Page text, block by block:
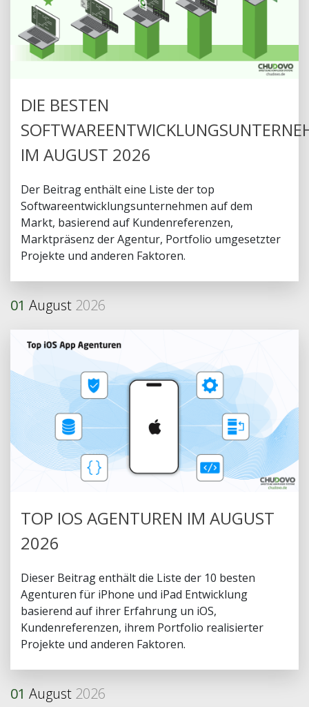
DIE BESTEN
IM AUGUST 2026
Der Beitrag enthält eine Liste der top
Softwareentwicklungsunternehmen auf dem
Markt, basierend auf Kundenreferenzen,
Marktpräsenz der Agentur, Portfolio umgesetzter
Projekte und anderen Faktoren.
01 August 2026
TOP IOS AGENTUREN IM AUGUST
2026
Dieser Beitrag enthält die Liste der 10 besten
Agenturen für iPhone und iPad Entwicklung
basierend auf ihrer Erfahrung un iOS,
Kundenreferenzen, ihrem Portfolio realisierter
Projekte und anderen Faktoren.
01 August 2026